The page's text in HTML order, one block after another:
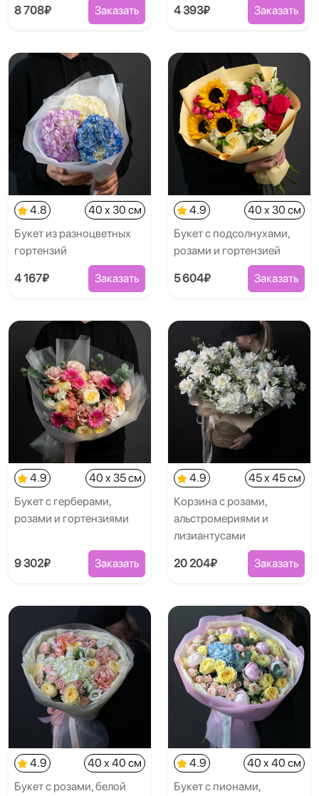
8 708₽ Заказать 4 393₽ Заказать
4.8
40 x 30 см
Букет из разноцветных
гортензий
4 167₽ Заказать
4.9
40 x 30 см
Букет с подсолнухами,
розами и гортензией
5 604₽ Заказать
4.9
40 x 35 см
Букет с герберами,
розами и гортензиями
9 302₽ Заказать
4.9
45 x 45 см
Корзина с розами,
альстромериями и
лизиантусами
20 204₽ Заказать
4.9
40 x 40 см
Букет с розами, белой
4.9
40 x 40 см
Букет с пионами,